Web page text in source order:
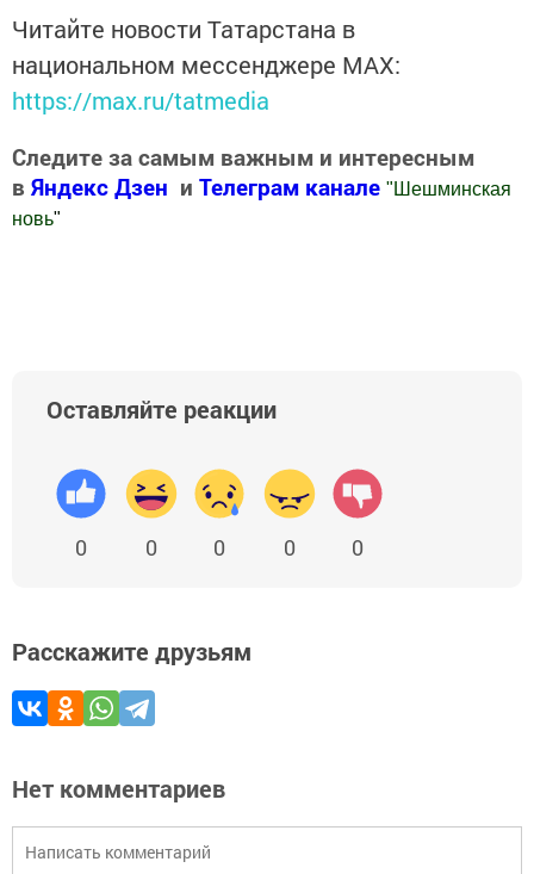
Читайте новости Татарстана в
национальном мессенджере MАХ:
https://max.ru/tatmedia
Следите за самым важным и интересным
в Яндекс Дзен и Телеграм канале " Шешминская
новь"
Оставляйте реакции
0 0 0 0 0
Расскажите друзьям
Нет комментариев